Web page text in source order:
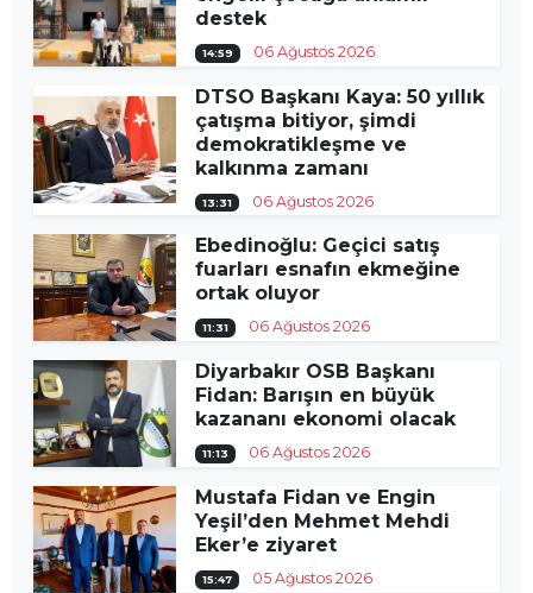
destek
14:59 06 Ağustos 2026
DTSO Başkanı Kaya: 50 yıllık
çatışma bitiyor, şimdi
demokratikleşme ve
kalkınma zamanı
13:31 06 Ağustos 2026
Ebedinoğlu: Geçici satış
fuarları esnafın ekmeğine
ortak oluyor
11:31 06 Ağustos 2026
Diyarbakır OSB Başkanı
Fidan: Barışın en büyük
kazananı ekonomi olacak
11:13 06 Ağustos 2026
Mustafa Fidan ve Engin
Yeşil’den Mehmet Mehdi
Eker’e ziyaret
15:47 05 Ağustos 2026